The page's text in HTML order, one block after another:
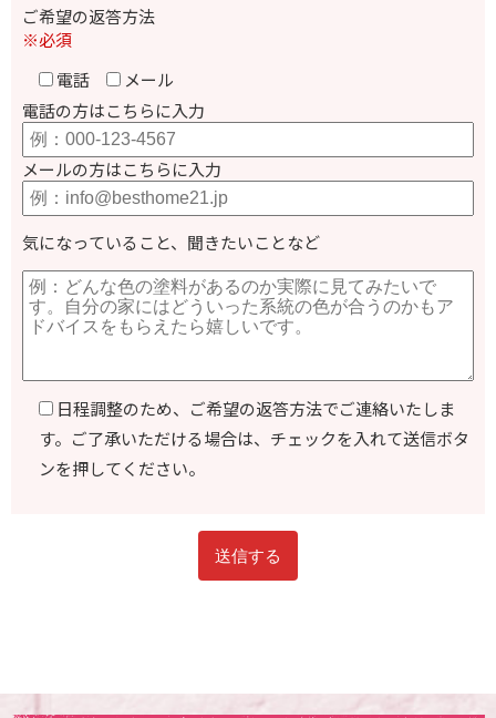
ご希望の返答方法
※必須
電話
メール
電話の方はこちらに入力
メールの方はこちらに入力
気になっていること、聞きたいことなど
日程調整のため、ご希望の返答方法でご連絡いたしま
す。ご了承いただける場合は、チェックを入れて送信ボタ
ンを押してください。